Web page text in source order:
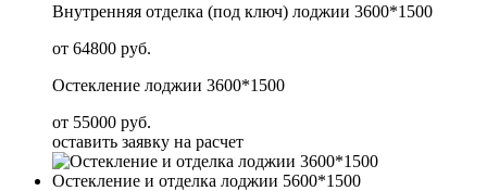
Внутренняя отделка (под ключ) лоджии 3600*1500
от 64800 руб.
Остекление лоджии 3600*1500
от 55000 руб.
оставить заявку на расчет
Остекление и отделка лоджии 5600*1500